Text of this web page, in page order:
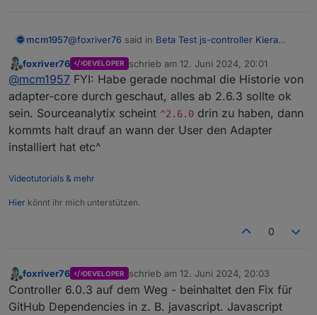
mcm1957@foxriver76 said in Beta Test js-controller Kiera
@jb_sullivan2.1.12
Sourceanalytix, Martin meinte die adapter-core
Version ist eventuell zu alt, wenn er startet
sollte alles passen.
@ JB_Sullivan
Siehehttps://forum.iobroker.net/topic/75206/beta-
test-js-controller-kiera-v6-0/39
Release
Offline
foxriver76 DEVELOPER schrieb am 12. Juni 2024, 20:01
zuletzt editiert von
@mcm1957 FYI: Habe gerade nochmal die Historie von
adapter-core durch geschaut, alles ab 2.6.3 sollte ok
sein. Sourceanalytix scheint ^2.6.0 drin zu haben, dann
kommts halt drauf an wann der User den Adapter
installiert hat etc^
Videotutorials & mehr
Hier könnt ihr mich unterstützen.
0
Offline
foxriver76 DEVELOPER schrieb am 12. Juni 2024, 20:03
zuletzt editiert von
Controller 6.0.3 auf dem Weg - beinhaltet den Fix für
GitHub Dependencies in z. B. javascript. Javascript